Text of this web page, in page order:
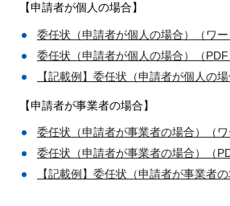
【申請者が個人の場合】
委任状（申請者が個人の場合）（ワー
委任状（申請者が個人の場合）（PDF
【記載例】委任状（申請者が個人の
【申請者が事業者の場合】
委任状（申請者が事業者の場合）（ワ
委任状（申請者が事業者の場合）（
【記載例】委任状（申請者が事業者